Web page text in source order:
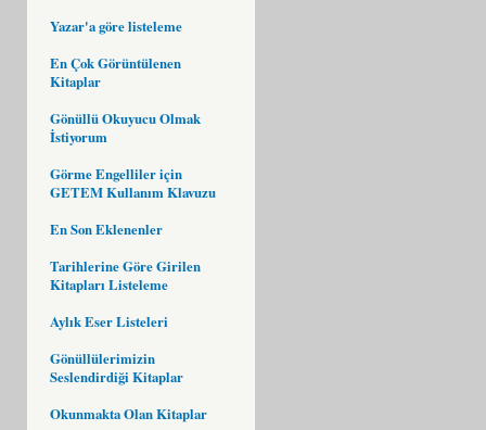
Yazar'a göre listeleme
En Çok Görüntülenen
Kitaplar
Gönüllü Okuyucu Olmak
İstiyorum
Görme Engelliler için
GETEM Kullanım Klavuzu
En Son Eklenenler
Tarihlerine Göre Girilen
Kitapları Listeleme
Aylık Eser Listeleri
Gönüllülerimizin
Seslendirdiği Kitaplar
Okunmakta Olan Kitaplar